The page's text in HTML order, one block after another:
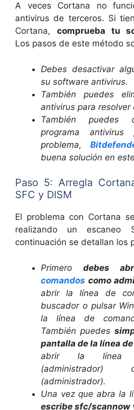
A veces Cortana no
antivirus de terceros. Si
Cortana, comprueba tu
Los pasos de este método
Debes desactivar
su software antivirus.
También puedes
antivirus para resolver
También
programa
problema,
buena solución en
Paso 5: Arregla
SFC y DISM
El problema con Cortana
realizando un escaneo
continuación se detallan los
Primero debes
comandos como
abrir la línea de
buscador o pulsar
la línea de
También puedes
pantalla de la línea
abrir la línea
(administrador).
Una vez que abra la
escribe sfc/scannow